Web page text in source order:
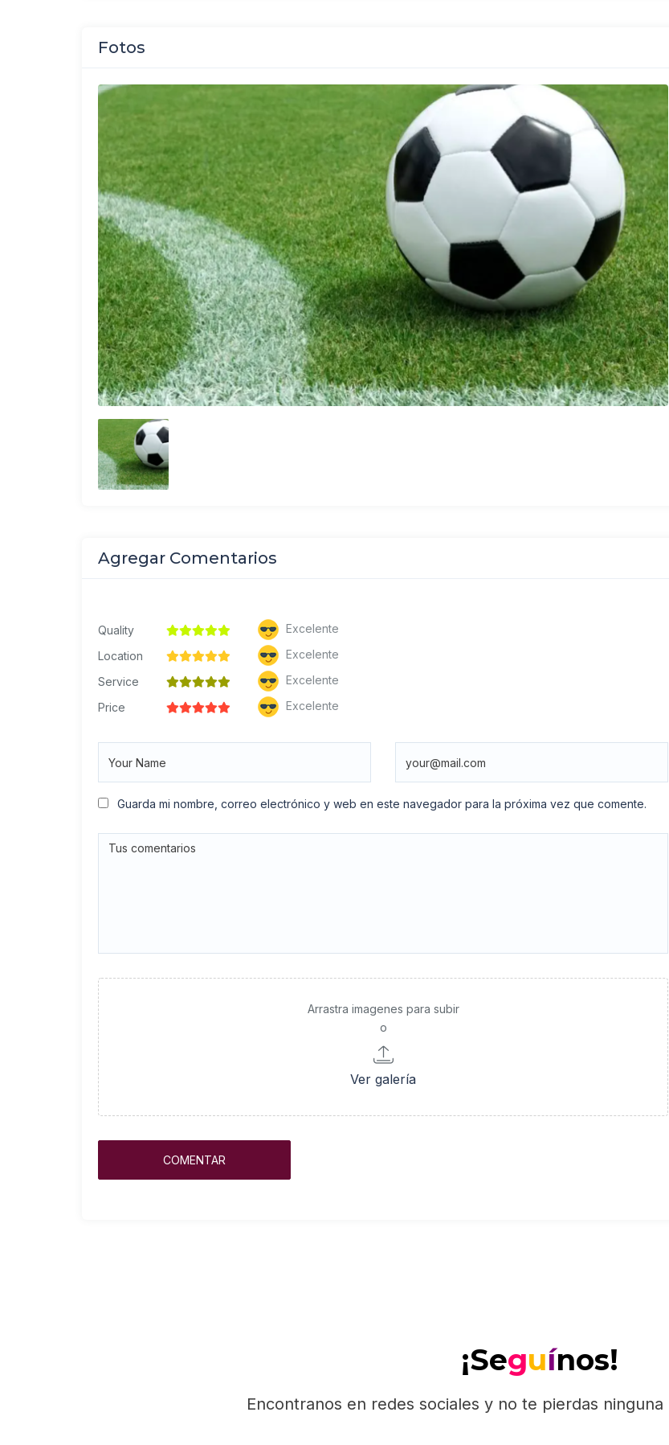
Fotos
Agregar Comentarios
Quality
Excelente
Location
Excelente
Service
Excelente
Price
Excelente
Guarda mi nombre, correo electrónico y web en este navegador para la próxima vez que comente.
Arrastra imagenes para subir
o
Ver galería
¡Seguínos!
Encontranos en redes sociales y no te pierdas